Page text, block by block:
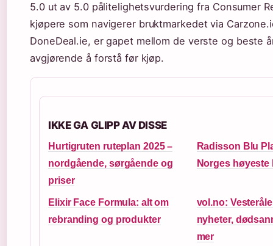
5.0 ut av 5.0 pålitelighetsvurdering fra Consumer
kjøpere som navigerer bruktmarkedet via
DoneDeal.ie, er gapet mellom de verste og beste
avgjørende å forstå før kjøp.
IKKE GA GLIPP AV DISSE
Hurtigruten ruteplan 2025 –
nordgående, sørgående og
priser
Radisson Blu
Norges høyeste
Elixir Face Formula: alt om
rebranding og produkter
vol.no:
nyheter,
mer